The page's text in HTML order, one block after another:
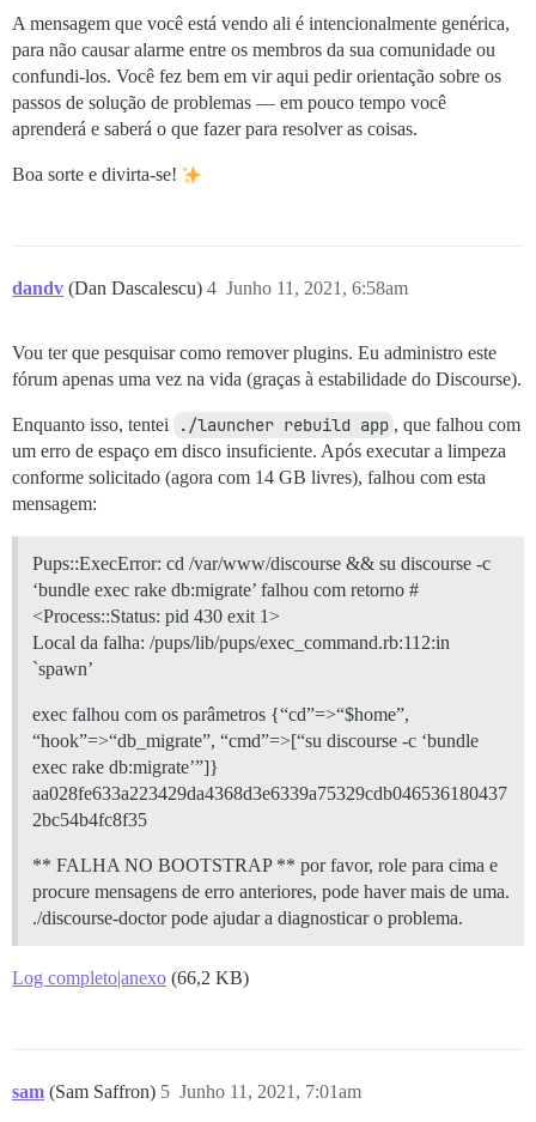
A mensagem que você está vendo ali é intencionalmente genérica,
para não causar alarme entre os membros da sua comunidade ou
confundi-los. Você fez bem em vir aqui pedir orientação sobre os
passos de solução de problemas — em pouco tempo você
aprenderá e saberá o que fazer para resolver as coisas.
Boa sorte e divirta-se!
dandv (Dan Dascalescu) Junho 11, 2021, 6:58am
4
Vou ter que pesquisar como remover plugins. Eu administro este
fórum apenas uma vez na vida (graças à estabilidade do Discourse).
Enquanto isso, tentei ./launcher rebuild app , que falhou com
um erro de espaço em disco insuficiente. Após executar a limpeza
conforme solicitado (agora com 14 GB livres), falhou com esta
mensagem:
Pups::ExecError: cd /var/www/discourse && su discourse -c
‘bundle exec rake db:migrate’ falhou com retorno #
<Process::Status: pid 430 exit 1>
Local da falha: /pups/lib/pups/exec_command.rb:112:in
`spawn’
exec falhou com os parâmetros {“cd”=>“$home”,
“hook”=>“db_migrate”, “cmd”=>[“su discourse -c ‘bundle
exec rake db:migrate’”]}
aa028fe633a223429da4368d3e6339a75329cdb046536180437
2bc54b4fc8f35
** FALHA NO BOOTSTRAP ** por favor, role para cima e
procure mensagens de erro anteriores, pode haver mais de uma.
./discourse-doctor pode ajudar a diagnosticar o problema.
Log completo|anexo (66,2 KB)
sam (Sam Saffron) Junho 11, 2021, 7:01am
5